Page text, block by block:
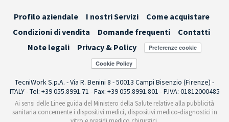
Profilo aziendale I nostri Servizi
Come acquistare
Condizioni di vendita
Domande frequenti
Contatti
Note legali
Privacy & Policy Preferenze cookie
TecniWork S.p.A. - Via R. Benini 8 - 50013 Campi Bisenzio (Firenze) -
ITALY - Tel: +39 055.8991.71 - Fax: +39 055.8991.801 - P.IVA: 01812000485
Ai sensi delle Linee guida del Ministero della Salute relative alla pubblicità
sanitaria concernente i dispositivi medici, dispositivi medico-diagnostici in